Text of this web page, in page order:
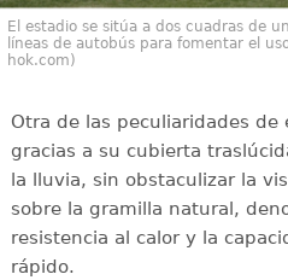
El estadio se sitúa a dos cuadras de
líneas de autobús para fomentar el
hok.com)
Otra de las peculiaridades de
gracias a su cubierta
la lluvia, sin obstaculizar la
sobre la gramilla natural,
resistencia al calor y la
rápido.